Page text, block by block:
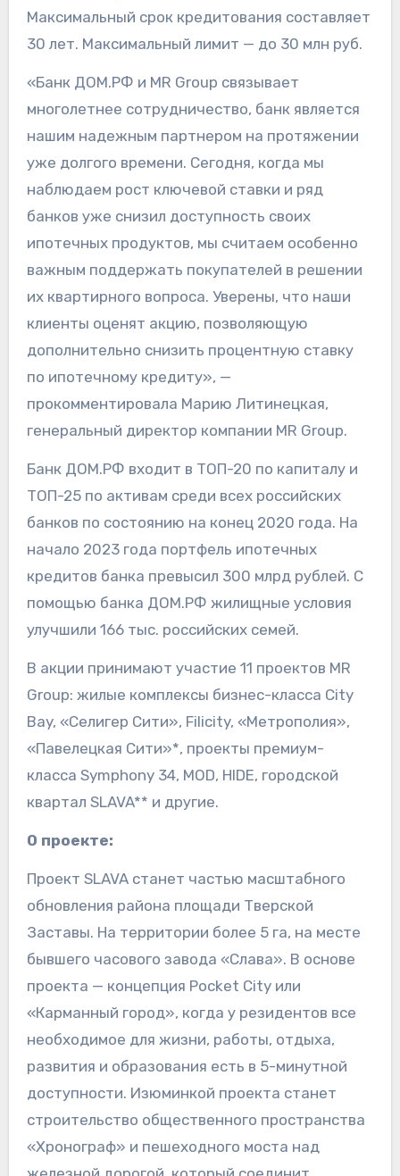
Максимальный срок кредитования составляет
30 лет. Максимальный лимит — до 30 млн руб.
«Банк ДОМ.РФ и MR Group связывает
многолетнее сотрудничество, банк является
нашим надежным партнером на протяжении
уже долгого времени. Сегодня, когда мы
наблюдаем рост ключевой ставки и ряд
банков уже снизил доступность своих
ипотечных продуктов, мы считаем особенно
важным поддержать покупателей в решении
их квартирного вопроса. Уверены, что наши
клиенты оценят акцию, позволяющую
дополнительно снизить процентную ставку
по ипотечному кредиту», —
прокомментировала Марию Литинецкая,
генеральный директор компании MR Group.
Банк ДОМ.РФ входит в ТОП-20 по капиталу и
ТОП-25 по активам среди всех российских
банков по состоянию на конец 2020 года. На
начало 2023 года портфель ипотечных
кредитов банка превысил 300 млрд рублей. С
помощью банка ДОМ.РФ жилищные условия
улучшили 166 тыс. российских семей.
В акции принимают участие 11 проектов MR
Group: жилые комплексы бизнес-класса City
Bay, «Селигер Сити», Filicity, «Метрополия»,
«Павелецкая Сити»*, проекты премиум-
класса Symphony 34, MOD, HIDE, городской
квартал SLAVA** и другие.
О проекте:
Проект SLAVA станет частью масштабного
обновления района площади Тверской
Заставы. На территории более 5 га, на месте
бывшего часового завода «Слава». В основе
проекта — концепция Pocket City или
«Карманный город», когда у резидентов все
необходимое для жизни, работы, отдыха,
развития и образования есть в 5-минутной
доступности. Изюминкой проекта станет
строительство общественного пространства
«Хронограф» и пешеходного моста над